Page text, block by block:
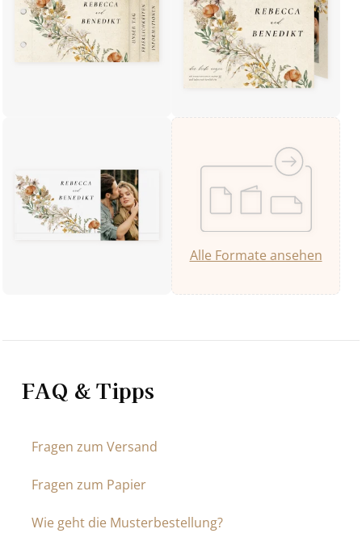
Alle Formate ansehen
FAQ & Tipps
Fragen zum Versand
Fragen zum Papier
Wie geht die Musterbestellung?